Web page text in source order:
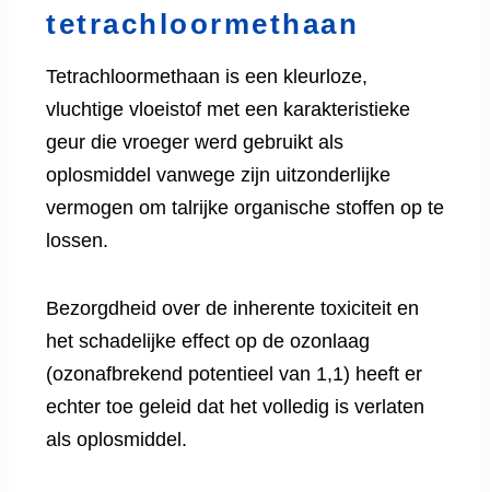
tetrachloormethaan
Tetrachloormethaan is een kleurloze,
vluchtige vloeistof met een karakteristieke
geur die vroeger werd gebruikt als
oplosmiddel vanwege zijn uitzonderlijke
vermogen om talrijke organische stoffen op te
lossen.
Bezorgdheid over de inherente toxiciteit en
het schadelijke effect op de ozonlaag
(ozonafbrekend potentieel van 1,1) heeft er
echter toe geleid dat het volledig is verlaten
als oplosmiddel.